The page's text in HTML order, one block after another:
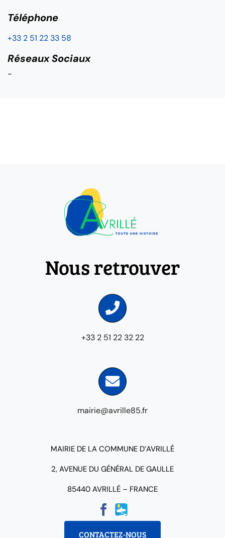
Téléphone
+33 2 51 22 33 58
Réseaux Sociaux
-
Nous retrouver
+33 2 51 22 32 22
mairie@avrille85.fr
MAIRIE DE LA COMMUNE D’AVRILLÉ
2, AVENUE DU GÉNÉRAL DE GAULLE
85440 AVRILLÉ – FRANCE
CONTACTEZ-NOUS